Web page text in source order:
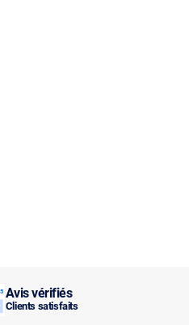
Avis vérifiés
Clients satisfaits